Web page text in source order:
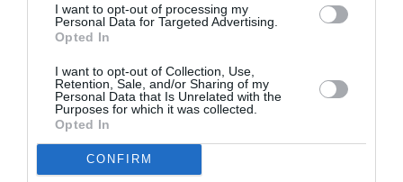
I want to opt-out of processing my
Personal Data for Targeted Advertising.
Opted In
I want to opt-out of Collection, Use,
Retention, Sale, and/or Sharing of my
Personal Data that Is Unrelated with the
Purposes for which it was collected.
Opted In
CONFIRM
Τοποθεσία:
Θορικιών 7, Αθήνα
Ελένη Κορωναίου Gallery
Πληροφορίες / Κρατήσεις: